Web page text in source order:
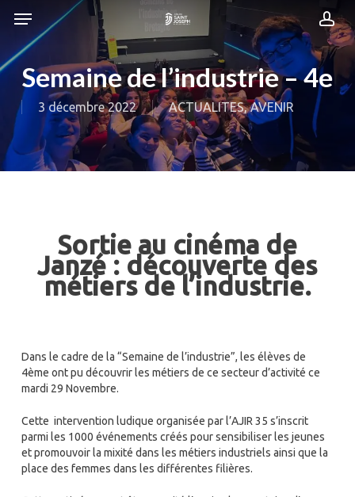
content
Menu
Semaine de l’industrie – 4e
3 décembre 2022 ACTUALITES,AVENIR
Sortie au cinéma de
Janzé : découverte des
métiers de l’industrie.
Dans le cadre de la “Semaine de l’industrie”, les élèves de
4ème ont pu découvrir les métiers de ce secteur d’activité ce
mardi 29 Novembre.
Cette intervention ludique organisée par l’AJIR 35 s’inscrit
parmi les 1000 événements créés pour sensibiliser les jeunes
et promouvoir la mixité dans les métiers industriels ainsi que la
place des femmes dans les différentes filières.